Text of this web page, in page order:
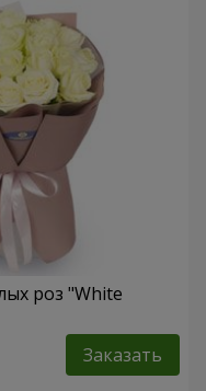
роз "White
Заказать